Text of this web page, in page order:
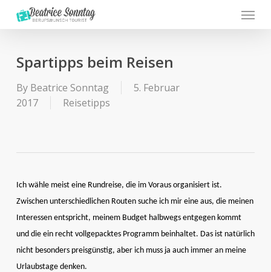
Menu
Spartipps beim Reisen
By Beatrice Sonntag
5. Februar
2017
Reisetipps
Ich wähle meist eine Rundreise, die im Voraus organisiert ist.
Zwischen unterschiedlichen Routen suche ich mir eine aus, die meinen
Interessen entspricht, meinem Budget halbwegs entgegen kommt
und die ein recht vollgepacktes Programm beinhaltet. Das ist natürlich
nicht besonders preisgünstig, aber ich muss ja auch immer an meine
Urlaubstage denken.